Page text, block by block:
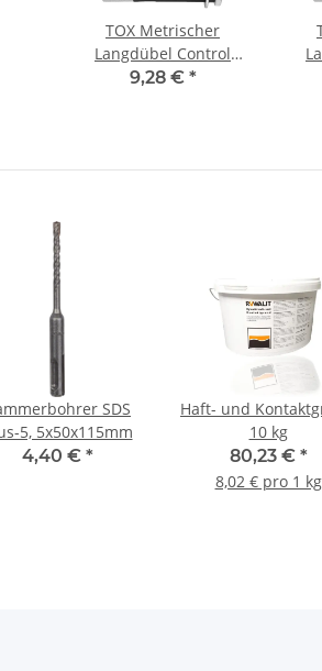
TOX Metrischer
Langdübel Control
12x100 mm
9,28 € *
SDS
5, 5x50x115mm
4,40 € *
Haft- und
10 kg
80,23 € *
8,02 € pro 1 kg